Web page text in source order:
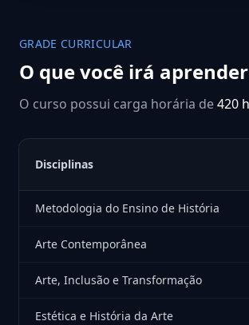
GRADE CURRICULAR
O que você irá aprender
O curso possui carga horária de420
Disciplinas
Metodologia do Ensino de História
Arte Contemporânea
Arte, Inclusão e Transformação
Estética e História da Arte